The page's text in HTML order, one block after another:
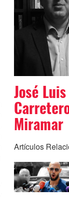
José Luis
Miramar
Artículos